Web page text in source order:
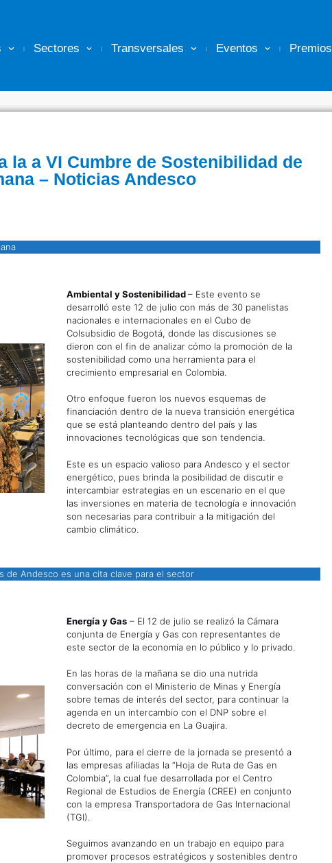
Sectores Transversales Eventos Premios
la a VI Cumbre de Sostenibilidad de
– Noticias Andesco
Ambiental y Sostenibilidad– Este evento se
desarrolló este 12 de julio con más de 30 panelistas
nacionales e internacionales en el Cubo de
Colsubsidio de Bogotá, donde las discusiones se
dieron con el fin de analizar cómo la promoción de la
sostenibilidad como una herramienta para el
crecimiento empresarial en Colombia.
Otro enfoque fueron los nuevos esquemas de
financiación dentro de la nueva transición energética
que se está planteando dentro del país y las
innovaciones tecnológicas que son tendencia.
Este es un espacio valioso para Andesco y el sector
energético, pues brinda la posibilidad de discutir e
intercambiar estrategias en un escenario en el que
las inversiones en materia de tecnología e innovación
son necesarias para contribuir a la mitigación del
cambio climático.
de Andesco es una cita clave para el sector
Energía y Gas – El 12 de julio se realizó la Cámara
conjunta de Energía y Gas con representantes de
este sector de la economía en lo público y lo privado.
En las horas de la mañana se dio una nutrida
conversación con el Ministerio de Minas y Energía
sobre temas de interés del sector, para continuar la
agenda en un intercambio con el DNP sobre el
decreto de emergencia en La Guajira.
Por último, para el cierre de la jornada se presentó a
las empresas afiliadas la “Hoja de Ruta de Gas en
Colombia”, la cual fue desarrollada por el Centro
Regional de Estudios de Energía (CREE) en conjunto
con la empresa Transportadora de Gas Internacional
(TGI).
Seguimos avanzando en un trabajo en equipo para
promover procesos estratégicos y sostenibles dentro